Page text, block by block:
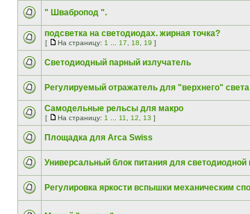
" Швабропод ".
подсветка на светодиодах. жирная точка?
[ На страницу: 1 17 18 19 ]
Светодиодный парный излучатель
Регулируемый отражатель для "верхнего" света
Самодельные рельсы для макро
[ На страницу: 1 11 12 13 ]
Площадка для Arca Swiss
Универсальный блок питания для светодиодной
Регулировка яркости вспышки механическим